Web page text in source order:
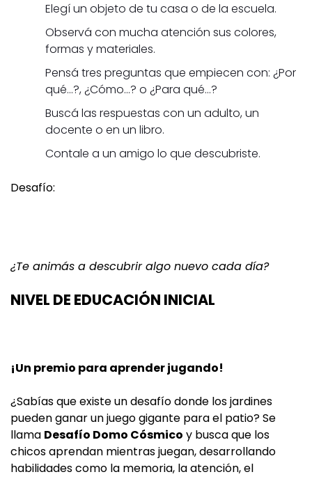
Elegí un objeto de tu casa o de la escuela.
Observá con mucha atención sus colores,
formas y materiales.
Pensá tres preguntas que empiecen con: ¿Por
qué...?, ¿Cómo...? o ¿Para qué...?
Buscá las respuestas con un adulto, un
docente o en un libro.
Contale a un amigo lo que descubriste.
Desafío:
¿Te animás a descubrir algo nuevo cada día?
NIVEL DE EDUCACIÓN INICIAL
¡Un premio para aprender jugando!
¿Sabías que existe un desafío donde los jardines
pueden ganar un juego gigante para el patio? Se
llama Desafío Domo Cósmico y busca que los
chicos aprendan mientras juegan, desarrollando
habilidades como la memoria, la atención, el